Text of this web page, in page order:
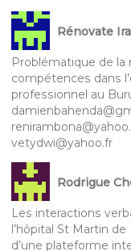
Rénovate
Problématique de la
compétences dans
professionnel au
vetydwi@yahoo.fr
Rodrigue
Les interactions
l’hôpital St Martin
d’une plateforme